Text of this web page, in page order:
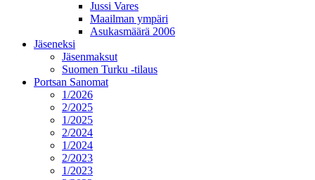
Jussi Vares
Maailman ympäri
Asukasmäärä 2006
Jäseneksi
Jäsenmaksut
Suomen Turku -tilaus
Portsan Sanomat
1/2026
2/2025
1/2025
2/2024
1/2024
2/2023
1/2023